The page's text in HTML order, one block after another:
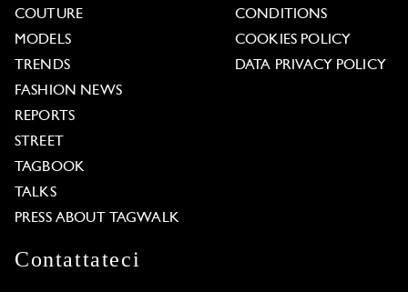
COUTURE
MODELS
TRENDS
FASHION NEWS
REPORTS
STREET
TAGBOOK
TALKS
PRESS ABOUT TAGWALK
CONDITIONS
COOKIES POLICY
DATA PRIVACY POLICY
Contattateci